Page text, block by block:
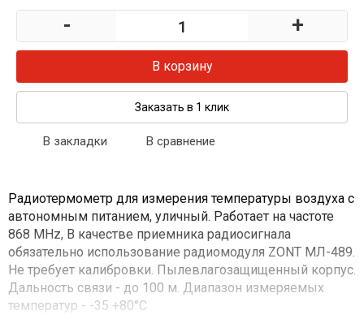
- +
В корзину
Заказать в 1 клик
В закладки В сравнение
Радиотермометр для измерения температуры воздуха с
автономным питанием, уличный. Работает на частоте
868 МHz, В качестве приемника радиосигнала
обязательно использование радиомодуля ZONT МЛ-489.
Не требует калибровки. Пылевлагозащищенный корпус.
Дальность связи - до 100 м. Диапазон измеряемых
температур - -35 +80°C